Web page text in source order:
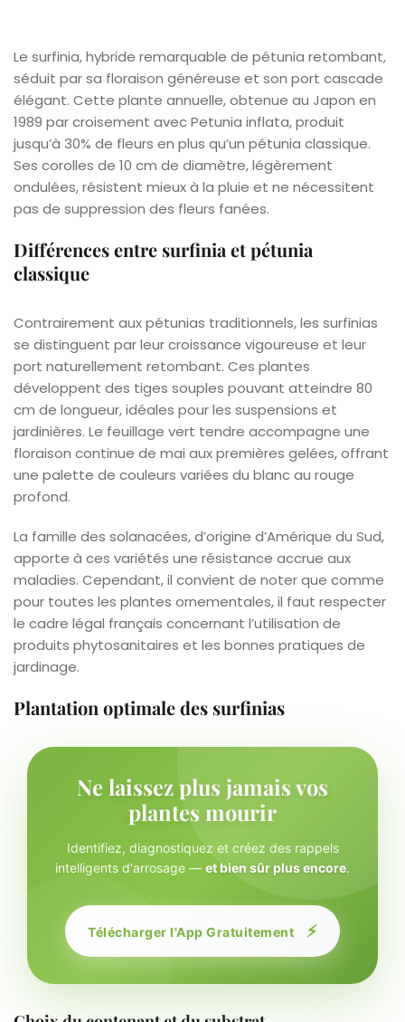
Le surfinia, hybride remarquable de pétunia retombant,
séduit par sa floraison généreuse et son port cascade
élégant. Cette plante annuelle, obtenue au Japon en
1989 par croisement avec Petunia inflata, produit
jusqu’à 30% de fleurs en plus qu’un pétunia classique.
Ses corolles de 10 cm de diamètre, légèrement
ondulées, résistent mieux à la pluie et ne nécessitent
pas de suppression des fleurs fanées.
Différences entre surfinia et pétunia
classique
Contrairement aux pétunias traditionnels, les surfinias
se distinguent par leur croissance vigoureuse et leur
port naturellement retombant. Ces plantes
développent des tiges souples pouvant atteindre 80
cm de longueur, idéales pour les suspensions et
jardinières. Le feuillage vert tendre accompagne une
floraison continue de mai aux premières gelées, offrant
une palette de couleurs variées du blanc au rouge
profond.
La famille des solanacées, d’origine d’Amérique du Sud,
apporte à ces variétés une résistance accrue aux
maladies. Cependant, il convient de noter que comme
pour toutes les plantes ornementales, il faut respecter
le cadre légal français concernant l’utilisation de
produits phytosanitaires et les bonnes pratiques de
jardinage.
Plantation optimale des surfinias
Ne laissez plus jamais vos
plantes mourir
Identifiez, diagnostiquez et créez des rappels
intelligents d'arrosage — et bien sûr plus encore.
Télécharger l'App Gratuitement ⚡